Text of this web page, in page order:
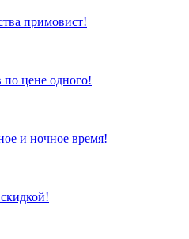
примовист!
цене одного!
и ночное время!